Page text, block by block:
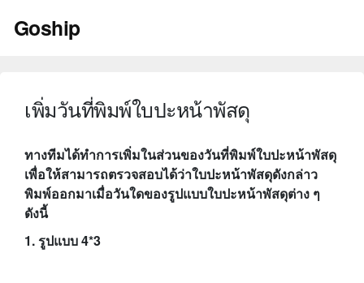
Goship
เพิ่มวันที่พิมพ์ใบปะหน้าพัสดุ
ทางทีมได้ทำการเพิ่มในส่วนของวันที่พิมพ์ใบปะหน้าพัสดุ
เพื่อให้สามารถตรวจสอบได้ว่าใบปะหน้าพัสดุดังกล่าว
พิมพ์ออกมาเมื่อวันใดของรูปแบบใบปะหน้าพัสดุต่าง ๆ
ดังนี้
1. รูปแบบ 4*3